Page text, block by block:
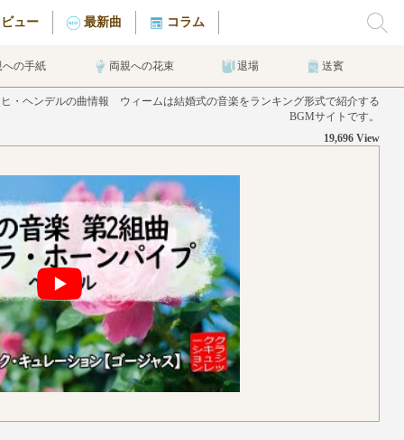
ュー 最新曲 コラム
への手紙 両親への花束 退場 送賓
・ヘンデルの曲情報 ウィームは結婚式の音楽をランキング形式で紹介する
BGMサイトです。
19,696 View